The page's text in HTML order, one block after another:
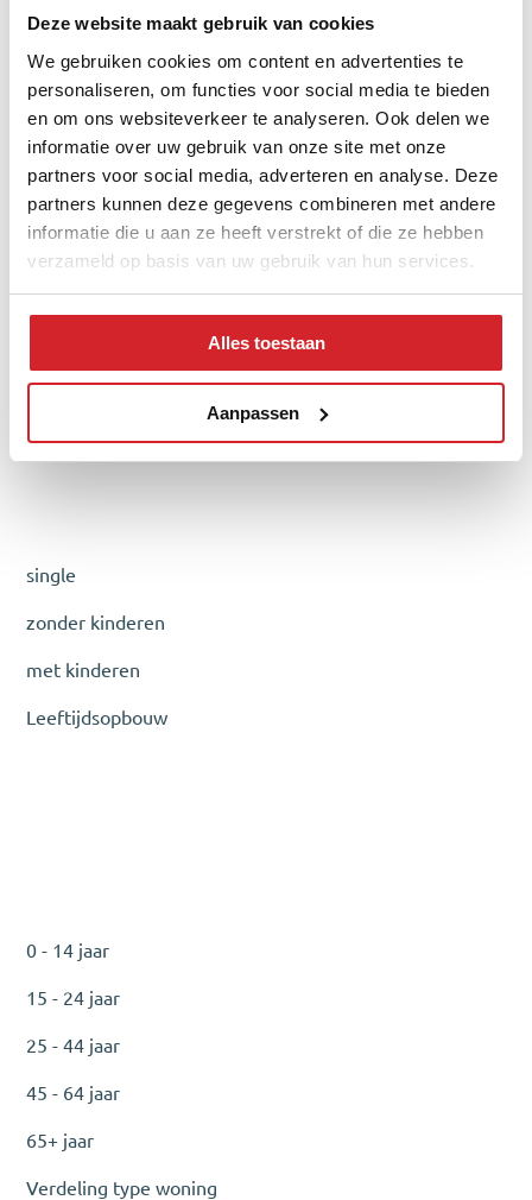
Deze website maakt gebruik van cookies
We gebruiken cookies om content en advertenties te
personaliseren, om functies voor social media te bieden
en om ons websiteverkeer te analyseren. Ook delen we
informatie over uw gebruik van onze site met onze
partners voor social media, adverteren en analyse. Deze
partners kunnen deze gegevens combineren met andere
informatie die u aan ze heeft verstrekt of die ze hebben
verzameld op basis van uw gebruik van hun services.
Alles toestaan
Aanpassen
Voorzieningen in de buurt
Restaurants
OV
Samenstelling huishoudens
single
zonder kinderen
met kinderen
Leeftijdsopbouw
0 - 14 jaar
15 - 24 jaar
25 - 44 jaar
45 - 64 jaar
65+ jaar
Verdeling type woning